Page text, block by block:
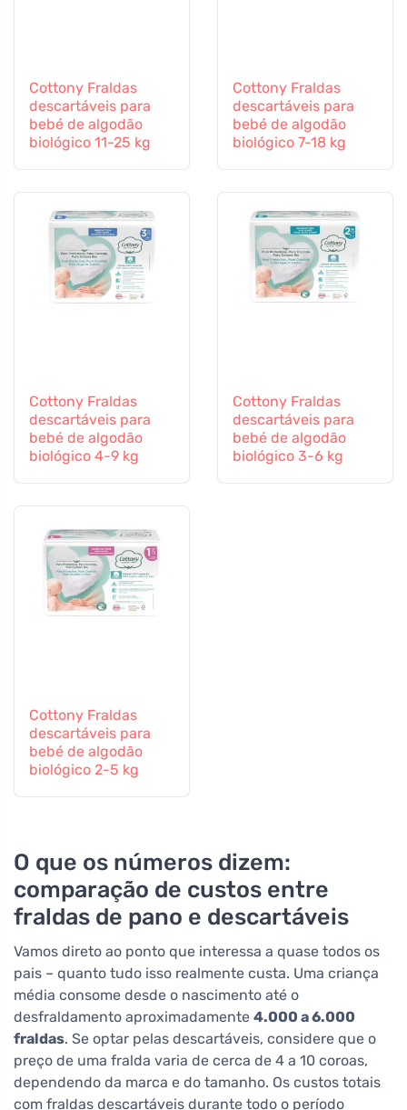
Cottony Fraldas
descartáveis para
bebé de algodão
biológico 11-25 kg
Cottony Fraldas
descartáveis para
bebé de algodão
biológico 7-18 kg
Cottony Fraldas
descartáveis para
bebé de algodão
biológico 4-9 kg
Cottony Fraldas
descartáveis para
bebé de algodão
biológico 3-6 kg
Cottony Fraldas
descartáveis para
bebé de algodão
biológico 2-5 kg
O que os números dizem:
comparação de custos entre
fraldas de pano e descartáveis
Vamos direto ao ponto que interessa a quase todos os
pais – quanto tudo isso realmente custa. Uma criança
média consome desde o nascimento até o
desfraldamento aproximadamente 4.000 a 6.000
fraldas. Se optar pelas descartáveis, considere que o
preço de uma fralda varia de cerca de 4 a 10 coroas,
dependendo da marca e do tamanho. Os custos totais
com fraldas descartáveis durante todo o período